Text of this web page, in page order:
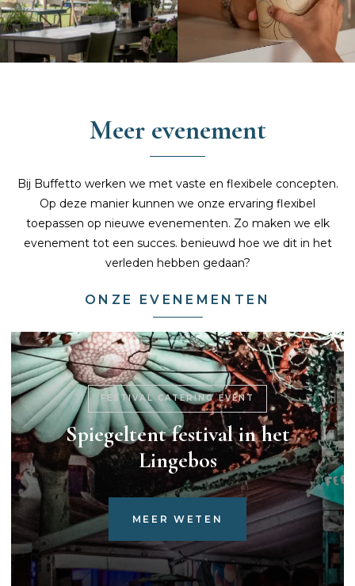
Meer evenement
Bij Buffetto werken we met vaste en flexibele concepten.
Op deze manier kunnen we onze ervaring flexibel
toepassen op nieuwe evenementen. Zo maken we elk
evenement tot een succes. benieuwd hoe we dit in het
verleden hebben gedaan?
ONZE EVENEMENTEN
FESTIVAL CATERING EVENT
Spiegeltent festival in het
Lingebos
MEER WETEN